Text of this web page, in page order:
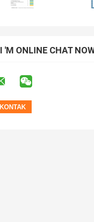
I 'M ONLINE CHAT